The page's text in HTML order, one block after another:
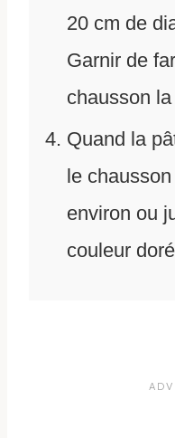
20 cm de
Garnir de
chausson
Quand la
le
environ ou
couleur